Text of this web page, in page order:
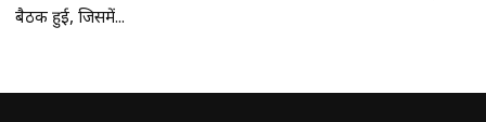
बैठक हुई, जिसमें...